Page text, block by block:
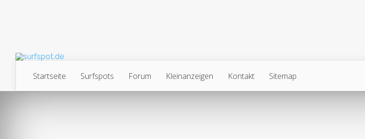
Startseite Surfspots Forum Kleinanzeigen Kontakt Sitemap